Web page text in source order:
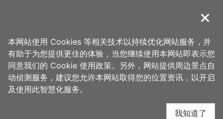
導覽
首页 > 想去的地方 > 美食、购物 > 达令大林 创意冰品
达令大林 创意冰品 周
边住宿
关闭
本网站使用 Cookies 等相关技术以持续优化网站服务，并
有助于为您提供更佳的体验，当您继续使用本网站即表示您
同意我们的 Cookie 使用政策。另外，网站提供周边景点自
动侦测服务，建议您允许本网站取得您的位置资讯，以开启
及使用此智慧化服务。
我知道了